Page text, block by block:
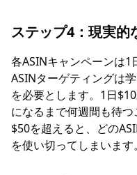
ステップ4：現実的
各ASINキャンペーンは1
ASINターゲティングは
を必要とします。1日
になるまで何週間も待
$50を超えると、どの
を使い切ってしまいます。